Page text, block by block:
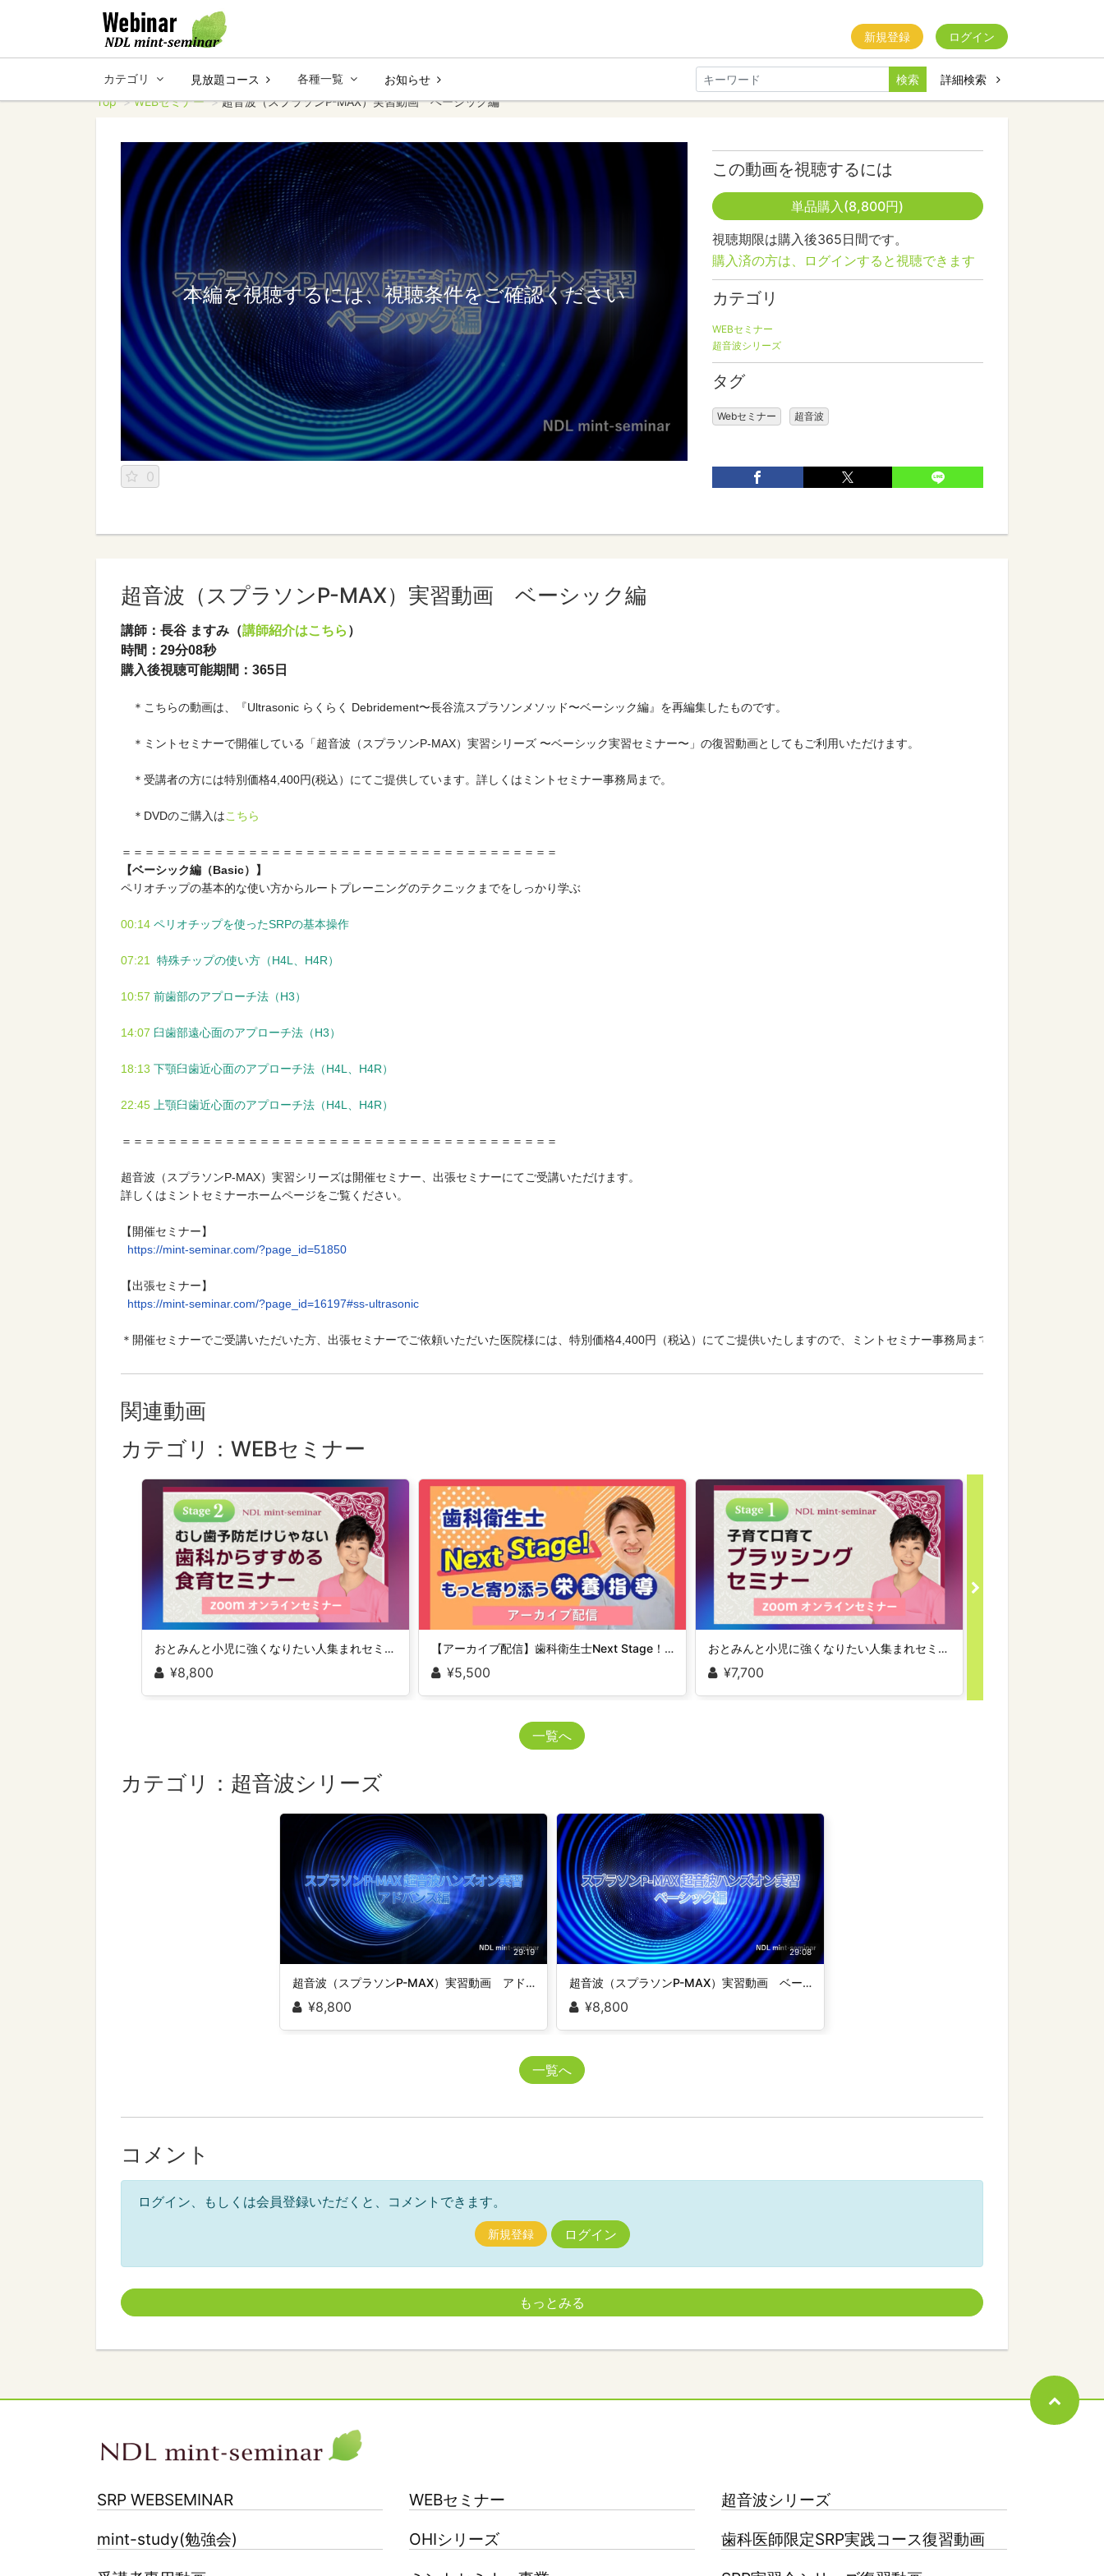
新規登録 ログイン
カテゴリ 見放題コース 各種一覧 お知らせ 検索
詳細検索
Top
WEBセミナー 超音波（スプラソンP-MAX）実習動画 ベーシック編
本編を視聴するには、視聴条件をご確認ください
0
この動画を視聴するには
単品購入(8,800円)
視聴期限は購入後365日間です。
購入済の方は、ログインすると視聴できます
カテゴリ
WEBセミナー
超音波シリーズ
タグ
Webセミナー 超音波
超音波（スプラソンP-MAX）実習動画 ベーシック編
講師：長谷 ますみ（講師紹介はこちら ）
時間：29分08秒
購入後視聴可能期間：365日
＊こちらの動画は、『Ultrasonic らくらく Debridement〜長谷流スプラソンメソッド〜ベーシック編』を再編集したものです。
＊ミントセミナーで開催している「超音波（スプラソンP-MAX）実習シリーズ 〜ベーシック実習セミナー〜」の復習動画としてもご利用いただけます。
＊受講者の方には特別価格4,400円(税込）にてご提供しています。詳しくはミントセミナー事務局まで。
＊DVDのご購入はこちら
【ベーシック編（Basic）】
ペリオチップの基本的な使い方からルートプレーニングのテクニックまでをしっかり学ぶ
00:14 ペリオチップを使ったSRPの基本操作
07:21 特殊チップの使い方（H4L、H4R）
10:57 前歯部のアプローチ法（H3）
14:07 臼歯部遠心面のアプローチ法（H3）
18:13 下顎臼歯近心面のアプローチ法（H4L、H4R）
22:45 上顎臼歯近心面のアプローチ法（H4L、H4R）
＝＝＝＝＝＝＝＝＝＝＝＝＝＝＝＝＝＝＝＝＝＝＝＝＝＝＝＝＝＝＝＝＝＝＝＝＝＝
超音波（スプラソンP-MAX）実習シリーズは開催セミナー、出張セミナーにてご受講いただけます。
詳しくはミントセミナーホームページをご覧ください。
https://mint-seminar.com/?page_id=51850
https://mint-seminar.com/?page_id=16197#ss-ultrasonic
＊開催セミナーでご受講いただいた方、出張セミナーでご依頼いただいた医院様には、特別価格4,400円（税込）にてご提供いたしますので、ミントセミナー事務局までお問い合わせくださ
関連動画
カテゴリ：WEBセミナー
おとみんと小児に強くなりたい人集まれセミナー！ Stage-2 むし歯予防だけじゃない・歯科からすすめる食育セミナー（Web）
¥8,800
【アーカイブ配信】歯科衛生士Next Stage！～もっと寄り添う栄養指導～
¥5,500
おとみんと小児に強くなりたい人集まれセミナー！ Stage-1 子育て口育て ブラッシングセミナー（Web）
¥7,700
一覧へ
カテゴリ：超音波シリーズ
29:19
超音波（スプラソンP-MAX）実習動画 アドバンス編
¥8,800
29:08
超音波（スプラソンP-MAX）実習動画 ベーシック編
¥8,800
一覧へ
コメント
ログイン、もしくは会員登録いただくと、コメントできます。
新規登録 ログイン
もっとみる
SRP WEBSEMINAR WEBセミナー
超音波シリーズ
mint-study(勉強会)
OHIシリーズ
歯科医師限定SRP実践コース復習動画